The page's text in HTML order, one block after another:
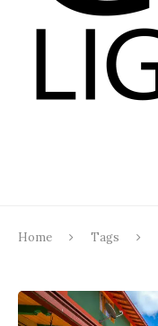
Home Tags